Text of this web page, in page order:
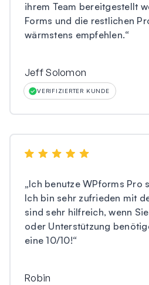
ihrem Team bereitgestellt
Forms und die restlichen
wärmstens empfehlen.“
Jeff Solomon
VERIFIZIERTER KUNDE
„Ich benutze WPforms Pro
Ich bin sehr zufrieden mit
sind sehr hilfreich, wenn
oder Unterstützung
eine 10/10!“
Robin